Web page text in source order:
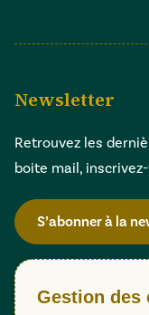
Newsletter
Retrouvez les
boite mail,
S’abonner à la
Gestion des